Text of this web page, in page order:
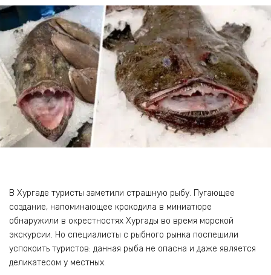
В Хургаде туристы заметили страшную рыбу. Пугающее
создание, напоминающее крокодила в миниатюре
обнаружили в окрестностях Хургады во время морской
экскурсии. Но специалисты с рыбного рынка поспешили
успокоить туристов: данная рыба не опасна и даже является
деликатесом у местных.